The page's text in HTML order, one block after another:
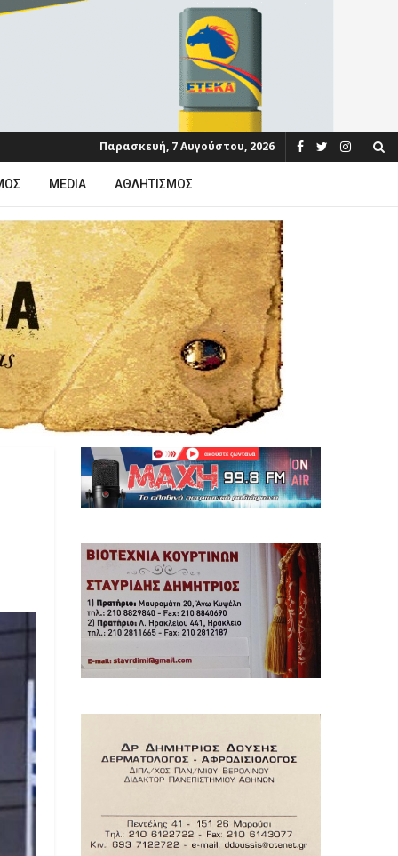
Παρασκευή, 7 Αυγούστου, 2026
MEDIA ΑΘΛΗΤΙΣΜΌΣ